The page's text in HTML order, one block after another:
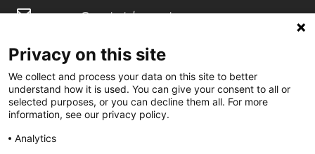
spccc@spcgtcatalunya.cat
935 120 481
@CGTCatalunya
cgtcatalunya
CGTCatalunya
Privacy on this site
We collect and process your data on this site to better
understand how it is used. You can give your consent to all or
selected purposes, or you can decline them all. For more
information, see our privacy policy.
Analytics